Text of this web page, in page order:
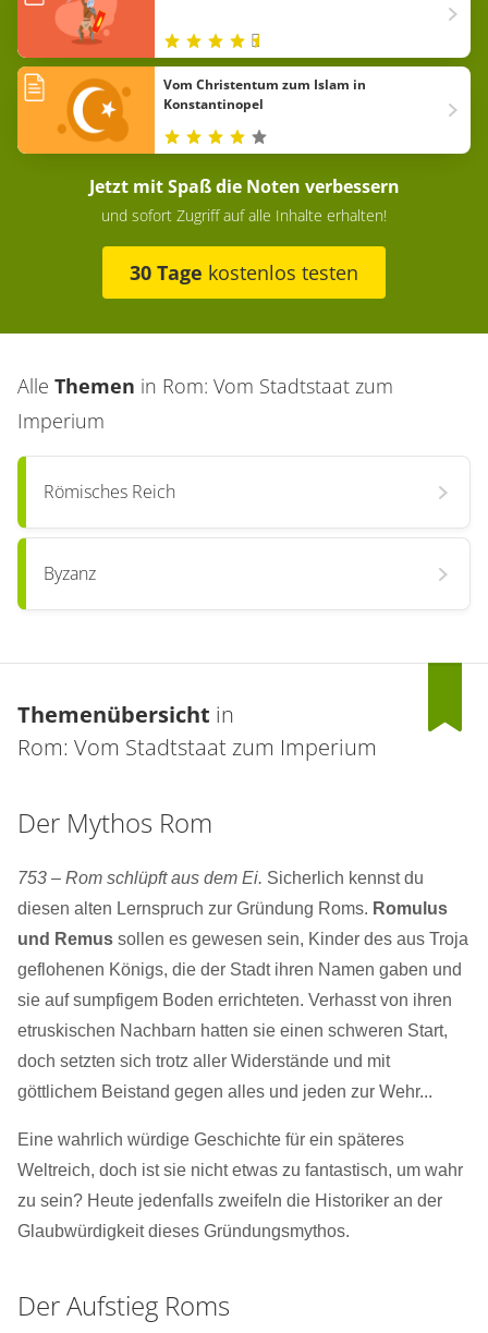
Vom Christentum zum Islam in
Konstantinopel
Jetzt mit Spaß die Noten verbessern
und sofort Zugriff auf alle Inhalte erhalten!
30 Tage kostenlos testen
Alle Themen in Rom: Vom Stadtstaat zum
Imperium
Römisches Reich
Byzanz
Themenübersicht in
Rom: Vom Stadtstaat zum Imperium
Der Mythos Rom
753 – Rom schlüpft aus dem Ei. Sicherlich kennst du
diesen alten Lernspruch zur Gründung Roms. Romulus
und Remus sollen es gewesen sein, Kinder des aus Troja
geflohenen Königs, die der Stadt ihren Namen gaben und
sie auf sumpfigem Boden errichteten. Verhasst von ihren
etruskischen Nachbarn hatten sie einen schweren Start,
doch setzten sich trotz aller Widerstände und mit
göttlichem Beistand gegen alles und jeden zur Wehr...
Eine wahrlich würdige Geschichte für ein späteres
Weltreich, doch ist sie nicht etwas zu fantastisch, um wahr
zu sein? Heute jedenfalls zweifeln die Historiker an der
Glaubwürdigkeit dieses Gründungsmythos.
Der Aufstieg Roms